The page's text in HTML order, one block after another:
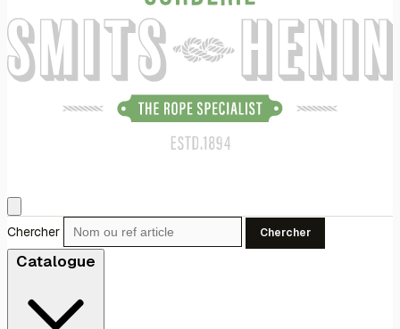
Chercher Chercher
Catalogue